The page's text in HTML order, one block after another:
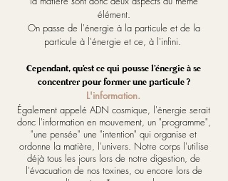
élément.
On passe de l'énergie à la particule et de la
particule à l'énergie et ce, à l'infini.
Cependant, qu'est ce qui pousse l'énergie à se
concentrer pour former une particule ?
L'information.
Également appelé ADN cosmique, l'énergie serait
donc l'information en mouvement, un "programme",
"une pensée" une "intention" qui organise et
ordonne la matière, l'univers. Notre corps l'utilise
déjà tous les jours lors de notre digestion, de
l'évacuation de nos toxines, ou encore lors de